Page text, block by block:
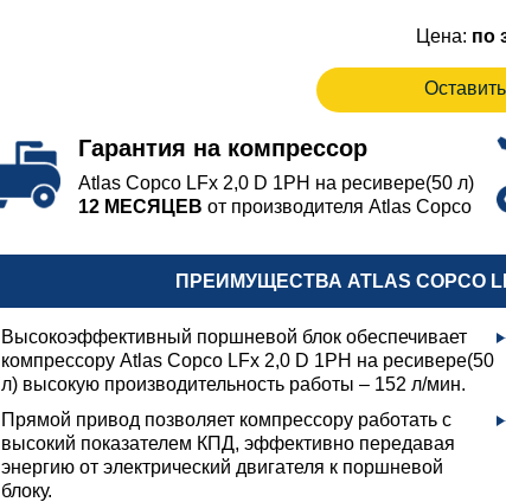
Цена: по
Гарантия на компрессор
Atlas Copco LFx 2,0 D 1PH на ресивере(50 л)
12 МЕСЯЦЕВ от производителя Atlas Copco
ПРЕИМУЩЕСТВА ATLAS COPCO
Высокоэффективный поршневой блок обеспечивает
компрессору Atlas Copco LFx 2,0 D 1PH на ресивере(50
л) высокую производительность работы – 152 л/мин.
Прямой привод позволяет компрессору работать с
высокий показателем КПД, эффективно передавая
энергию от электрический двигателя к поршневой
блоку.